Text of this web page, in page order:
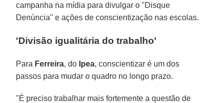
campanha na mídia para divulgar o "Disque
Denúncia" e ações de conscientização nas escolas.
'Divisão igualitária do trabalho'
Para Ferreira, do Ipea, conscientizar é um dos
passos para mudar o quadro no longo prazo.
"É preciso trabalhar mais fortemente a questão de